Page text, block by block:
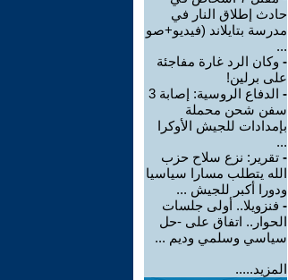
حادث إطلاق النار في
مدرسة بتايلاند (فيديو+صو
...
- وكان الرد غارة مفاجئة
على برلين!
-
الدفاع الروسية: إصابة 3
سفن شحن محملة
بإمدادات للجيش الأوكرا
...
- تقرير: نزع سلاح حزب
الله يتطلب مسارا سياسيا
ودورا أكبر للجيش ...
- فنزويلا.. أولى جلسات
الحوار.. اتفاق على -حل
سياسي وسلمي وديم ...
المزيد.....